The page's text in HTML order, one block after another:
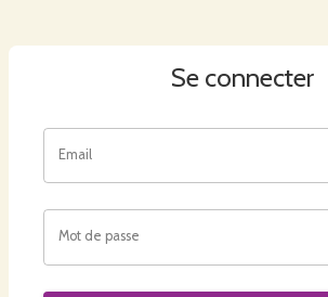
Se connecter
Email
Mot de passe